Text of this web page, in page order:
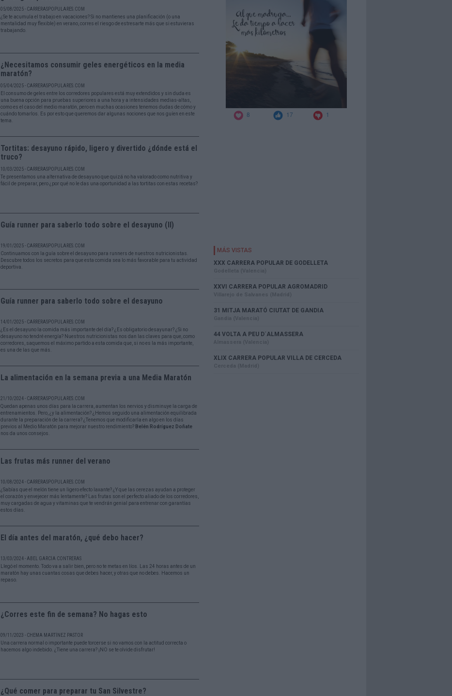
05/08/2025 - CARRERASPOPULARES.COM
¿Se te acumula el trabajo en vacaciones? Si no mantienes una planificación (o una
mentalidad muy flexible) en verano, corres el riesgo de estresarte más que si estuvieras
trabajando.
¿Necesitamos consumir geles energéticos en la media
maratón?
05/04/2025 - CARRERASPOPULARES.COM
El consumo de geles entre los corredores populares está muy extendidos y sin duda es
una buena opción para pruebas superiores a una hora y a intensidades medias-altas,
como es el caso del medio maratón, pero en muchas ocasiones tenemos dudas de cómo y
cuándo tomarlos. Es por esto que queremos dar algunas nociones que nos guíen en este
tema.
Tortitas: desayuno rápido, ligero y divertido ¿dónde está el
truco?
10/03/2025 - CARRERASPOPULARES.COM
Te presentamos una alternativa de desayuno que quizá no ha valorado como nutritiva y
fácil de preparar, pero ¿por qué no le das una oportunidad a las tortitas con estas recetas?
Guía runner para saberlo todo sobre el desayuno (II)
19/01/2025 - CARRERASPOPULARES.COM
Continuamos con la guía sobre el desayuno para runners de nuestros nutricionistas.
Descubre todos los secretos para que esta comida sea lo más favorable para tu actividad
deportiva.
Guía runner para saberlo todo sobre el desayuno
14/01/2025 - CARRERASPOPULARES.COM
¿Es el desayuno la comida más importante del día? ¿Es obligatorio desayunar? ¿Si no
desayuno no tendré energía? Nuestros nutricionistas nos dan las claves para que, como
corredores, saquemos el máximo partido a esta comida que, si no es la más importante,
es una de las que más.
La alimentación en la semana previa a una Media Maratón
21/10/2024 - CARRERASPOPULARES.COM
Quedan apenas unos días para la carrera, aumentan los nervios y disminuye la carga de
entrenamientos. Pero, ¿y la alimentación? ¿Hemos seguido una alimentación equilibrada
durante la preparación de la carrera? ¿Tenemos que modificarla en algo en los días
previos al Medio Maratón para mejorar nuestro rendimiento? Belén Rodríguez Doñate
nos da unos consejos.
Las frutas más runner del verano
10/08/2024 - CARRERASPOPULARES.COM
¿Sabías que el melón tiene un ligero efecto laxante? ¿Y que las cerezas ayudan a proteger
el corazón y envejecer más lentamente? Las frutas son el perfecto aliado de los corredores,
muy cargadas de agua y vitaminas que te vendrán genial para entrenar con garantías
estos días.
El día antes del maratón, ¿qué debo hacer?
13/03/2024 - ABEL GARCÍA CONTRERAS
Llegó el momento. Todo va a salir bien, pero no te metas en líos. Las 24 horas antes de un
maratón hay unas cuantas cosas que debes hacer, y otras que no debes. Hacemos un
repaso.
¿Corres este fin de semana? No hagas esto
09/11/2023 - CHEMA MARTÍNEZ PASTOR
Una carrera normal o importante puede torcerse si no vamos con la actitud correcta o
hacemos algo indebido. ¿Tiene una carrera? ¡NO se te olvide disfrutar!
¿Qué comer para preparar tu San Silvestre?